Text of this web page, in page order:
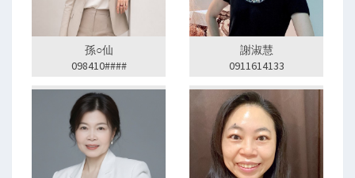
孫○仙
098410####
謝淑慧
0911614133